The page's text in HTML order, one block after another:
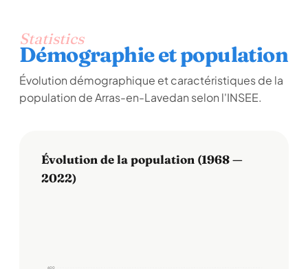
Statistics
Démographie et population
Évolution démographique et caractéristiques de la
population de Arras-en-Lavedan selon l'INSEE.
Évolution de la population (1968 —
2022)
600